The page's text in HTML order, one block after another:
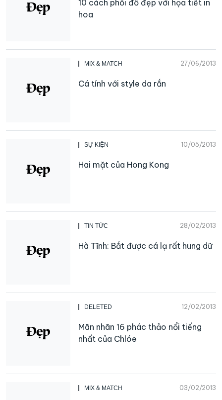
10 cách phối đồ đẹp với họa tiết in
hoa
MIX & MATCH 27/06/2013
Cá tính với style da rắn
SỰ KIỆN 10/05/2013
Hai mặt của Hong Kong
TIN TỨC 28/02/2013
Hà Tĩnh: Bắt được cá lạ rất hung dữ
DELETED 12/02/2013
Mãn nhãn 16 phác thảo nổi tiếng
nhất của Chlóe
MIX & MATCH 03/02/2013